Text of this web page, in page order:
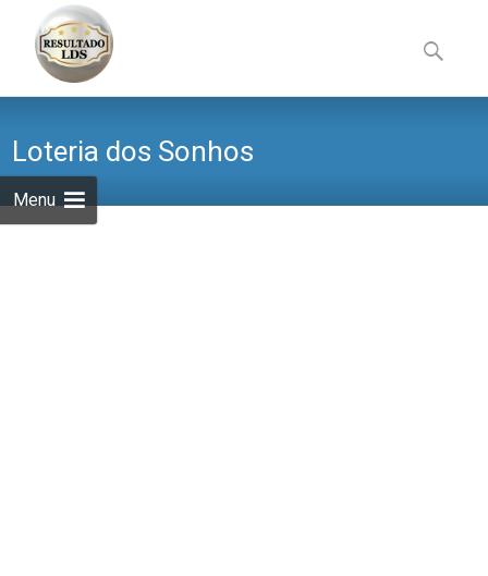
Menu
to
content
por:
Loteria dos Sonhos